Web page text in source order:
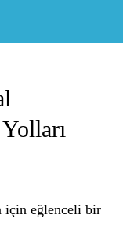
için eğlenceli bir